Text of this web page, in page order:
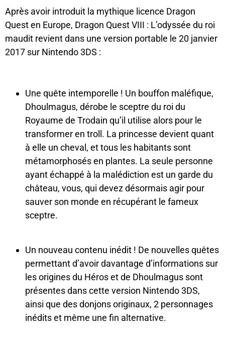
Après avoir introduit la mythique licence Dragon
Quest en Europe, Dragon Quest VIII : L’odyssée du roi
maudit revient dans une version portable le 20 janvier
2017 sur Nintendo 3DS :
Une quête intemporelle ! Un bouffon maléfique,
Dhoulmagus, dérobe le sceptre du roi du
Royaume de Trodain qu’il utilise alors pour le
transformer en troll. La princesse devient quant
à elle un cheval, et tous les habitants sont
métamorphosés en plantes. La seule personne
ayant échappé à la malédiction est un garde du
château, vous, qui devez désormais agir pour
sauver son monde en récupérant le fameux
sceptre.
Un nouveau contenu inédit ! De nouvelles quêtes
permettant d’avoir davantage d’informations sur
les origines du Héros et de Dhoulmagus sont
présentes dans cette version Nintendo 3DS,
ainsi que des donjons originaux, 2 personnages
inédits et même une fin alternative.